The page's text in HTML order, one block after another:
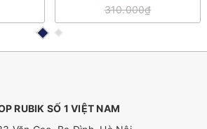
310.000₫
RUBIK SỐ 1 VIỆT NAM